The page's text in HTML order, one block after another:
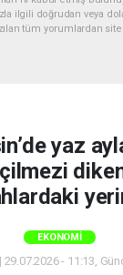
ilgili doğrudan veya
tüm yorumlardan
yaz
EKONOMI
- 11:13,